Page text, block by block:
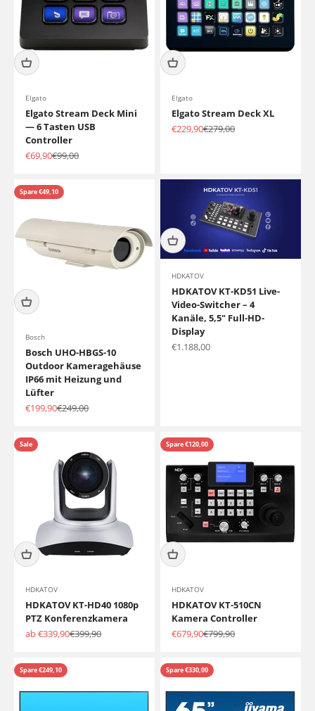
Elgato
Elgato Stream Deck Mini
— 6 Tasten USB
Controller
Angebot
€69,90Regulärer Preis
€99,00
Elgato
Elgato Stream Deck XL
Angebot
€229,90Regulärer Preis
€279,00
Spare €49,10
Bosch
Bosch UHO-HBGS-10
Outdoor Kameragehäuse
IP66 mit Heizung und
Lüfter
Angebot
€199,90Regulärer Preis
€249,00
HDKATOV
HDKATOV KT-KD51 Live-
Video-Switcher – 4
Kanäle, 5,5" Full-HD-
Display
Angebot
€1.188,00
Sale
HDKATOV
HDKATOV KT-HD40 1080p
PTZ Konferenzkamera
Angebot
ab €339,90Regulärer Preis
€399,90
Spare €120,00
HDKATOV
HDKATOV KT-510CN
Kamera Controller
Angebot
€679,90Regulärer Preis
€799,90
Spare €249,10 Spare €330,00